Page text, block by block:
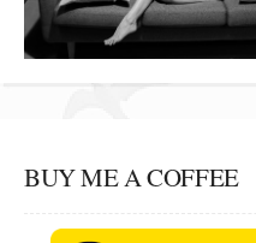
BUY ME A COFFEE